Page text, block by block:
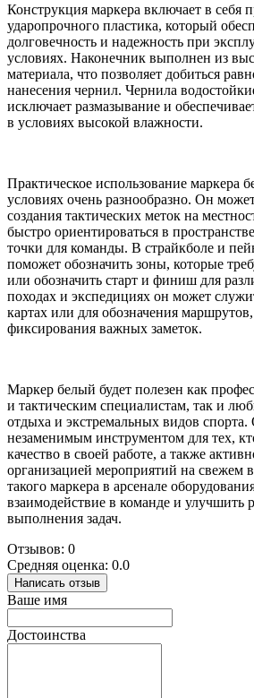
Конструкция маркера включает в себя
ударопрочного пластика, который
долговечность и надежность при
условиях. Наконечник выполнен из
материала, что позволяет добиться
нанесения чернил. Чернила
исключает размазывание и
в условиях высокой влажности.
Практическое использование маркера
условиях очень разнообразно. Он
создания тактических меток на
быстро ориентироваться в
точки для команды. В страйкболе и
поможет обозначить зоны, которые
или обозначить старт и финиш для
походах и экспедициях он может
картах или для обозначения
фиксирования важных заметок.
Маркер белый будет полезен как
и тактическим специалистам, так и
отдыха и экстремальных видов спорта.
незаменимым инструментом для тех,
качество в своей работе, а также
организацией мероприятий на свежем
такого маркера в арсенале
взаимодействие в команде и улучшить
выполнения задач.
Отзывов: 0
Средняя оценка: 0.0
Написать отзыв
Ваше имя
Достоинства